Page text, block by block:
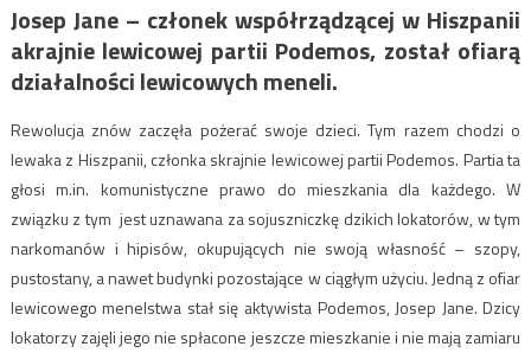
Josep Jane – członek współrządzącej w Hiszpanii
akrajnie lewicowej partii Podemos, został ofiarą
działalności lewicowych meneli.
Rewolucja znów zaczęła pożerać swoje dzieci. Tym razem chodzi o
lewaka z Hiszpanii, członka skrajnie lewicowej partii Podemos. Partia ta
głosi m.in. komunistyczne prawo do mieszkania dla każdego. W
związku z tym jest uznawana za sojuszniczkę dzikich lokatorów, w tym
narkomanów i hipisów, okupujących nie swoją własność – szopy,
pustostany, a nawet budynki pozostające w ciągłym użyciu. Jedną z ofiar
lewicowego menelstwa stał się aktywista Podemos, Josep Jane. Dzicy
lokatorzy zajęli jego nie spłacone jeszcze mieszkanie i nie mają zamiaru